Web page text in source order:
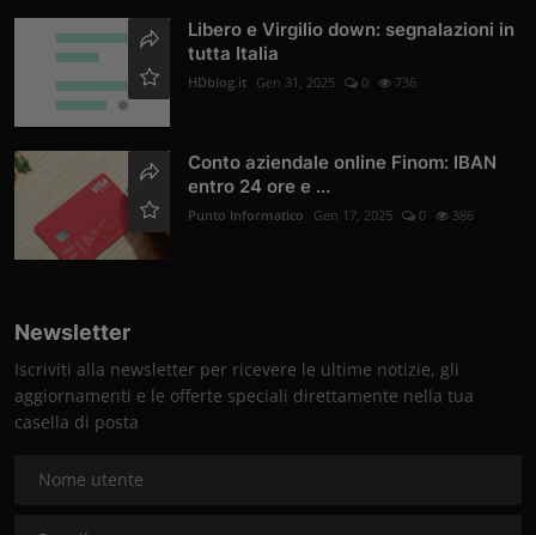
Libero e Virgilio down: segnalazioni in
tutta Italia
HDblog.it Gen 31, 2025 0 736
Conto aziendale online Finom: IBAN
entro 24 ore e ...
Punto Informatico Gen 17, 2025 0 386
Newsletter
Iscriviti alla newsletter per ricevere le ultime notizie, gli
aggiornamenti e le offerte speciali direttamente nella tua
casella di posta